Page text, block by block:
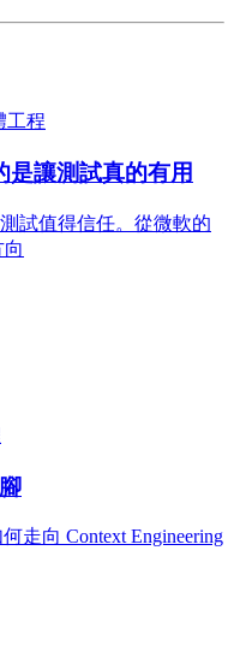
工程
讓測試真的有用
試值得信任。從微軟的
走向 Context Engineering